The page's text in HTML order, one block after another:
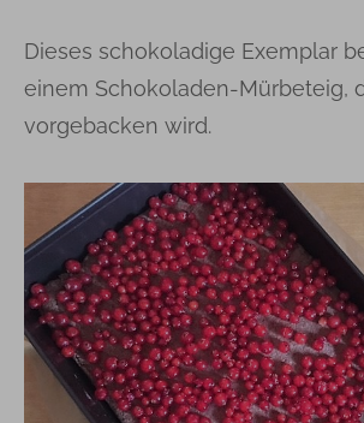
Dieses schokoladige Exemplar
einem Schokoladen-Mürbeteig,
vorgebacken wird.